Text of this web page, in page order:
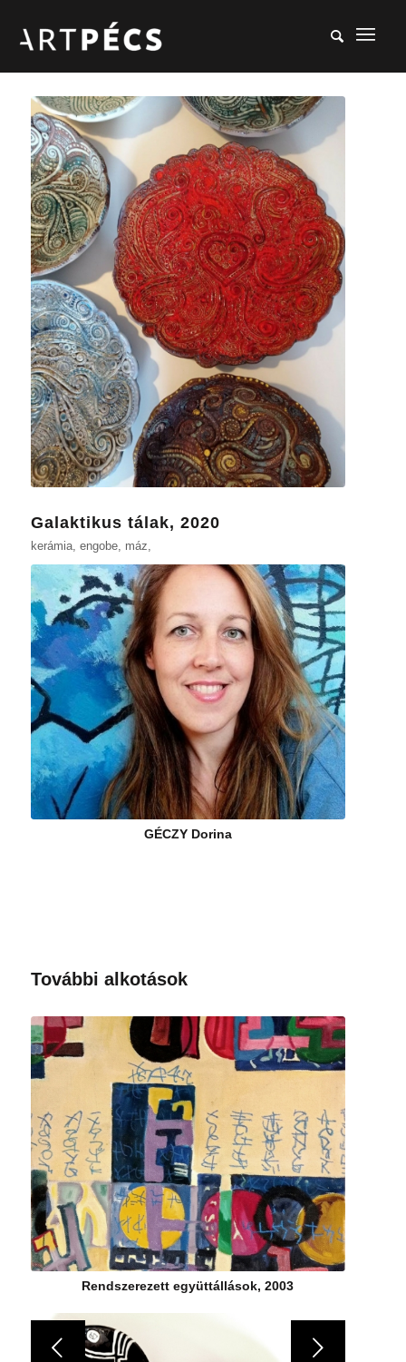
Galaktikus tálak, 2020
kerámia, engobe, máz,
GÉCZY Dorina
További alkotások
Rendszerezett együttállások, 2003
Következő